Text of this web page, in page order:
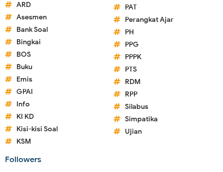
ARD
Asesmen
Bank Soal
Bingkai
BOS
Buku
Emis
GPAI
Info
KI KD
Kisi-kisi Soal
KSM
PAT
Perangkat Ajar
PH
PPG
PPPK
PTS
RDM
RPP
Silabus
Simpatika
Ujian
Followers